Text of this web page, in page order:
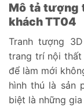
Mô tả tượng
khách TT04
Tranh tượng
trang trí nội thất
để làm mới
hình thú là sản
biệt là những